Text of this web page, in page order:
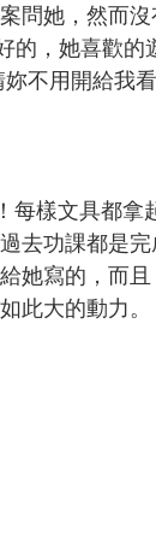
問她，然而
的，她喜歡的
不用開給我
樣文具都拿
去功課都是完
她寫的，而
此大的動力。